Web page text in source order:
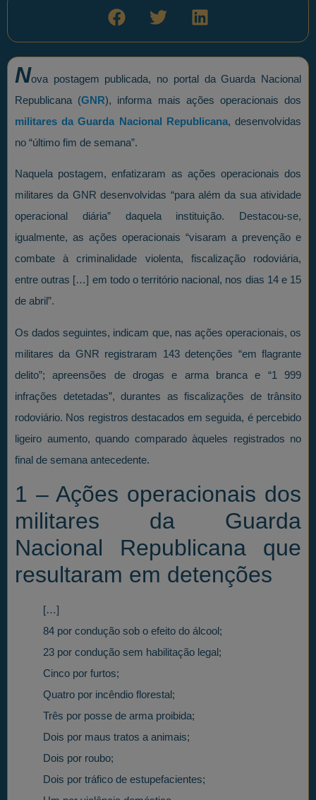
Nova postagem publicada, no portal da Guarda Nacional
Republicana (GNR), informa mais ações operacionais dos
militares da Guarda Nacional Republicana, desenvolvidas
no “último fim de semana”.
Naquela postagem, enfatizaram as ações operacionais dos
militares da GNR desenvolvidas “para além da sua atividade
operacional diária” daquela instituição. Destacou-se,
igualmente, as ações operacionais “visaram a prevenção e
combate à criminalidade violenta, fiscalização rodoviária,
entre outras […] em todo o território nacional, nos dias 14 e 15
de abril”.
Os dados seguintes, indicam que, nas ações operacionais, os
militares da GNR registraram 143 detenções “em flagrante
delito”; apreensões de drogas e arma branca e “1 999
infrações detetadas”, durantes as fiscalizações de trânsito
rodoviário. Nos registros destacados em seguida, é percebido
ligeiro aumento, quando comparado àqueles registrados no
final de semana antecedente.
1 – Ações operacionais dos
militares da Guarda
Nacional Republicana que
resultaram em detenções
[…]
84 por condução sob o efeito do álcool;
23 por condução sem habilitação legal;
Cinco por furtos;
Quatro por incêndio florestal;
Três por posse de arma proibida;
Dois por maus tratos a animais;
Dois por roubo;
Dois por tráfico de estupefacientes;